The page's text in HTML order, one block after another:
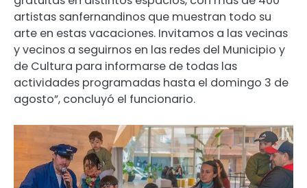
artistas sanfernandinos que muestran todo su
arte en estas vacaciones. Invitamos a las vecinas
y vecinos a seguirnos en las redes del Municipio y
de Cultura para informarse de todas las
actividades programadas hasta el domingo 3 de
agosto”, concluyó el funcionario.